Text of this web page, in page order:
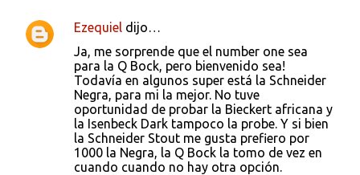
Ezequiel dijo…
Ja, me sorprende que el number one sea
para la Q Bock, pero bienvenido sea!
Todavía en algunos super está la Schneider
Negra, para mi la mejor. No tuve
oportunidad de probar la Bieckert africana y
la Isenbeck Dark tampoco la probe. Y si bien
la Schneider Stout me gusta prefiero por
1000 la Negra, la Q Bock la tomo de vez en
cuando cuando no hay otra opción.